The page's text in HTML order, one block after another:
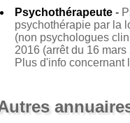
Psychothérapeute-
psychothérapie par la
(non psychologues
2016 (arrêt du 16
Plus d'info concernant